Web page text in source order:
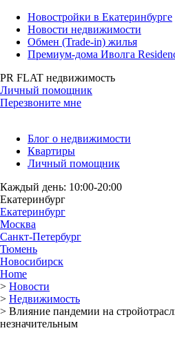
Новостройки в Екатеринбурге
Новости недвижимости
Обмен (Trade-in) жилья
Премиум-дома Иволга
PR FLAT недвижимость
Личный помощник
Перезвоните мне
Блог о недвижимости
Квартиры
Личный помощник
Каждый день: 10:00-20:00
Екатеринбург
Екатеринбург
Москва
Санкт-Петербург
Тюмень
Новосибирск
Home
> Новости
> Недвижимость
> Влияние пандемии на
незначительным